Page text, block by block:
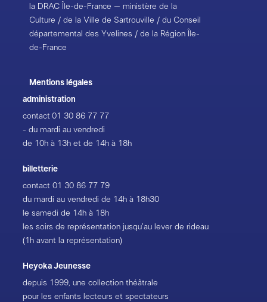
la DRAC Île-de-France – ministère de la
Culture / de la Ville de Sartrouville / du Conseil
départemental des Yvelines / de la Région Île-
de-France
Mentions légales
administration
contact01 30 86 77 77
- du mardi au vendredi
de 10h à 13h et de 14h à 18h
billetterie
contact01 30 86 77 79
du mardi au vendredi de 14h à 18h30
le samedi de 14h à 18h
les soirs de représentation jusqu’au lever de rideau
(1h avant la représentation)
Heyoka Jeunesse
depuis 1999, une collection théâtrale
pour les enfants lecteurs et spectateurs